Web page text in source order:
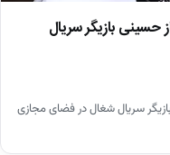
بازیگر سریال
سریال شغال در فضای مجازی